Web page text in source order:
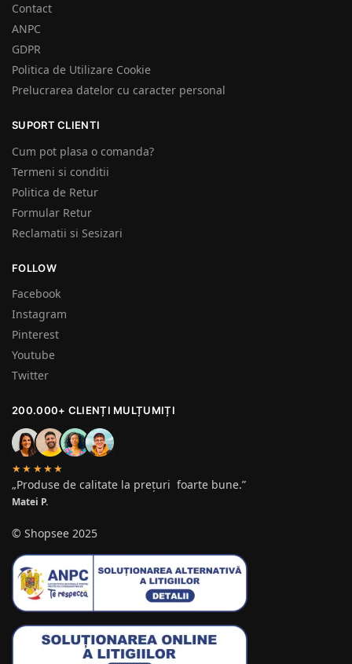
Contact
ANPC
GDPR
Politica de Utilizare Cookie
Prelucrarea datelor cu caracter personal
SUPORT CLIENTI
Cum pot plasa o comanda?
Termeni si conditii
Politica de Retur
Formular Retur
Reclamatii si Sesizari
FOLLOW
Facebook
Instagram
Pinterest
Youtube
Twitter
200.000+ CLIENȚI MULȚUMIȚI
★★★★★
„Produse de calitate la prețuri foarte bune.”
Matei P.
© Shopsee 2025